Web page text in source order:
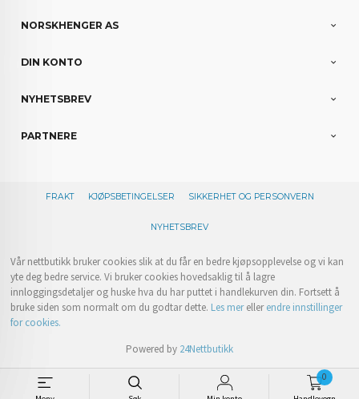
0
NORSKHENGER AS
DIN KONTO
NYHETSBREV
PARTNERE
FRAKT KJØPSBETINGELSER SIKKERHET OG PERSONVERN
NYHETSBREV
Vår nettbutikk bruker cookies slik at du får en bedre kjøpsopplevelse og vi kan
yte deg bedre service. Vi bruker cookies hovedsaklig til å lagre
innloggingsdetaljer og huske hva du har puttet i handlekurven din. Fortsett å
bruke siden som normalt om du godtar dette. Les merellerendre innstillinger
for cookies.
Powered by 24Nettbutikk